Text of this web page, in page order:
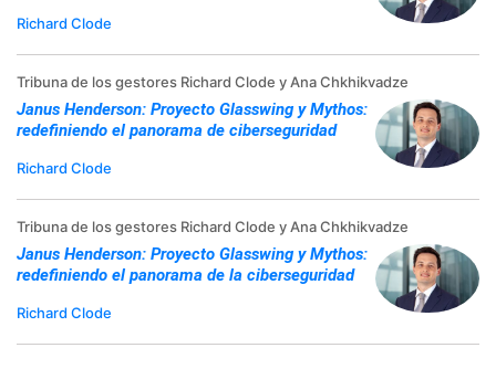
Richard Clode
Tribuna de los gestores Richard Clode y Ana Chkhikvadze
Janus Henderson: Proyecto Glasswing y Mythos:
redefiniendo el panorama de ciberseguridad
Richard Clode
Tribuna de los gestores Richard Clode y Ana Chkhikvadze
Janus Henderson: Proyecto Glasswing y Mythos:
redefiniendo el panorama de la ciberseguridad
Richard Clode